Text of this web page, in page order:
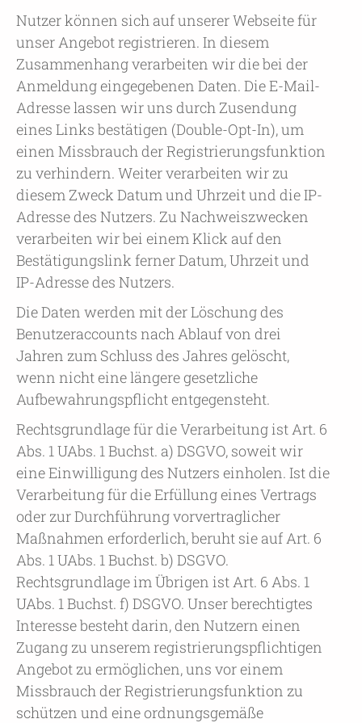
Nutzer können sich auf unserer Webseite für
unser Angebot registrieren. In diesem
Zusammenhang verarbeiten wir die bei der
Anmeldung eingegebenen Daten. Die E-Mail-
Adresse lassen wir uns durch Zusendung
eines Links bestätigen (Double-Opt-In), um
einen Missbrauch der Registrierungsfunktion
zu verhindern. Weiter verarbeiten wir zu
diesem Zweck Datum und Uhrzeit und die IP-
Adresse des Nutzers. Zu Nachweiszwecken
verarbeiten wir bei einem Klick auf den
Bestätigungslink ferner Datum, Uhrzeit und
IP-Adresse des Nutzers.
Die Daten werden mit der Löschung des
Benutzeraccounts nach Ablauf von drei
Jahren zum Schluss des Jahres gelöscht,
wenn nicht eine längere gesetzliche
Aufbewahrungspflicht entgegensteht.
Rechtsgrundlage für die Verarbeitung ist Art. 6
Abs. 1 UAbs. 1 Buchst. a) DSGVO, soweit wir
eine Einwilligung des Nutzers einholen. Ist die
Verarbeitung für die Erfüllung eines Vertrags
oder zur Durchführung vorvertraglicher
Maßnahmen erforderlich, beruht sie auf Art. 6
Abs. 1 UAbs. 1 Buchst. b) DSGVO.
Rechtsgrundlage im Übrigen ist Art. 6 Abs. 1
UAbs. 1 Buchst. f) DSGVO. Unser berechtigtes
Interesse besteht darin, den Nutzern einen
Zugang zu unserem registrierungspflichtigen
Angebot zu ermöglichen, uns vor einem
Missbrauch der Registrierungsfunktion zu
schützen und eine ordnungsgemäße